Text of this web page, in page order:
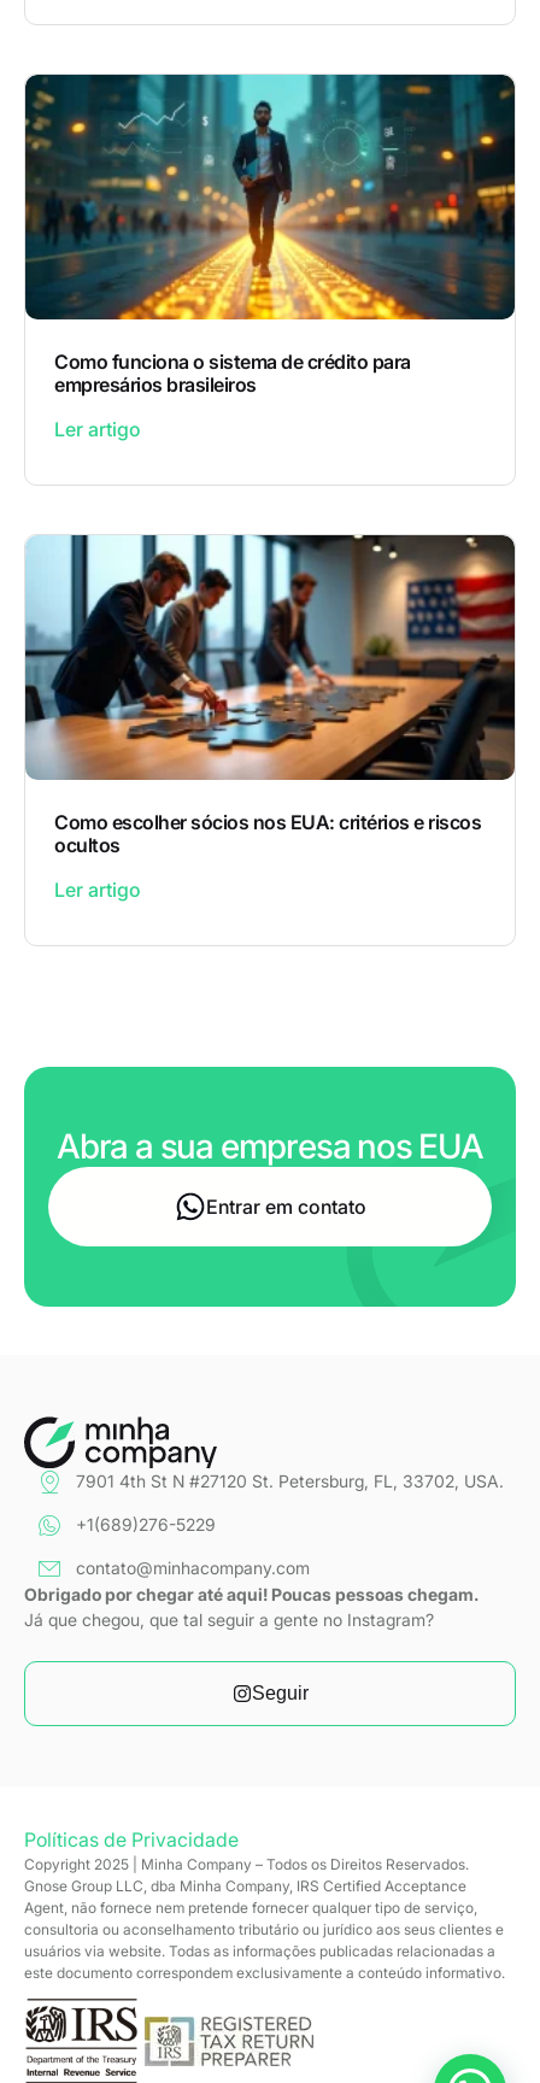
Como funciona o sistema de crédito para
empresários brasileiros
Ler artigo
Como escolher sócios nos EUA: critérios e riscos
ocultos
Ler artigo
Abra a sua empresa nos EUA
Entrar em contato
7901 4th St N #27120 St. Petersburg, FL, 33702, USA.
+1(689)276-5229
contato@minhacompany.com
Obrigado por chegar até aqui! Poucas pessoas chegam.
Já que chegou, que tal seguir a gente no Instagram?
Seguir
Políticas de Privacidade
Copyright 2025 | Minha Company – Todos os Direitos Reservados.
Gnose Group LLC, dba Minha Company, IRS Certified Acceptance
Agent, não fornece nem pretende fornecer qualquer tipo de serviço,
consultoria ou aconselhamento tributário ou jurídico aos seus clientes e
usuários via website. Todas as informações publicadas relacionadas a
este documento correspondem exclusivamente a conteúdo informativo.